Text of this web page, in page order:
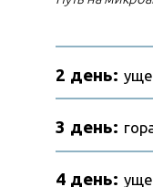
5 день:
6 день: